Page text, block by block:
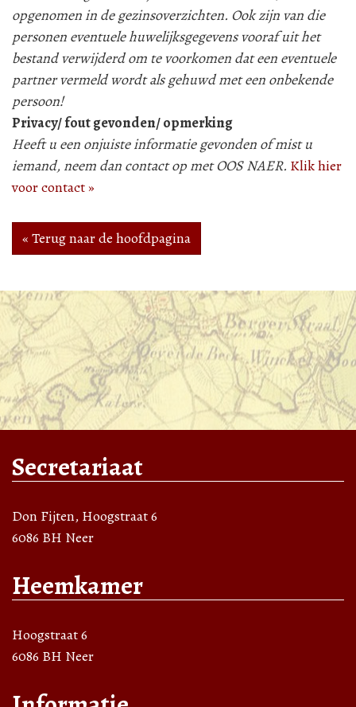
opgenomen in de gezinsoverzichten. Ook zijn van die
personen eventuele huwelijksgegevens vooraf uit het
bestand verwijderd om te voorkomen dat een eventuele
partner vermeld wordt als gehuwd met een onbekende
persoon!
Privacy/ fout gevonden/ opmerking
Heeft u een onjuiste informatie gevonden of mist u
iemand, neem dan contact op met OOS NAER. Klik hier
voor contact »
« Terug naar de hoofdpagina
Secretariaat
Don Fijten, Hoogstraat 6
6086 BH Neer
Heemkamer
Hoogstraat 6
6086 BH Neer